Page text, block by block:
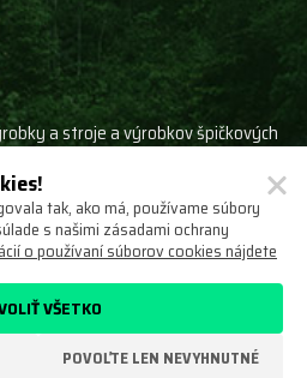
a stroje a výrobkov špičkových
údajovObchodné podmienky
O násNastavení cookies
tak, ako má, používame súbory
s našimi zásadami ochrany
o používaní súborov cookies nájdete
POVOĽTE LEN NEVYHNUTNÉ
VŠETKO